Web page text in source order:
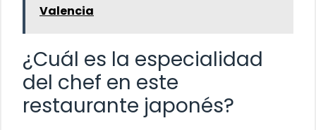
Valencia
¿Cuál es la especialidad
del chef en este
restaurante japonés?